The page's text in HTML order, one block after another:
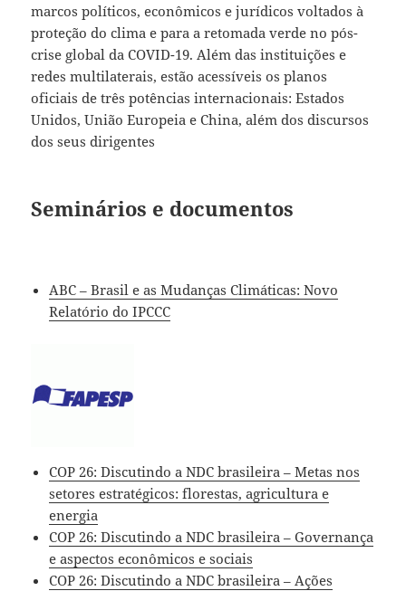
marcos políticos, econômicos e jurídicos voltados à
proteção do clima e para a retomada verde no pós-
crise global da COVID-19. Além das instituições e
redes multilaterais, estão acessíveis os planos
oficiais de três potências internacionais: Estados
Unidos, União Europeia e China, além dos discursos
dos seus dirigentes
Seminários e documentos
ABC – Brasil e as Mudanças Climáticas: Novo
Relatório do IPCCC
COP 26: Discutindo a NDC brasileira – Metas nos
setores estratégicos: florestas, agricultura e
energia
COP 26: Discutindo a NDC brasileira – Governança
e aspectos econômicos e sociais
COP 26: Discutindo a NDC brasileira – Ações